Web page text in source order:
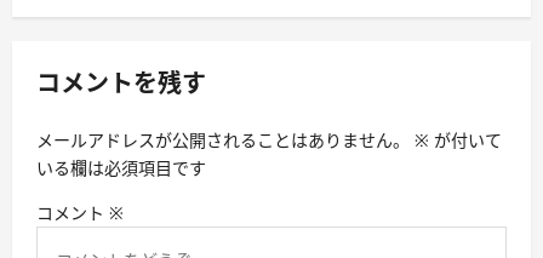
シ
ン
コメントを残す
メールアドレスが公開されることはありません。 ※ が付いて
いる欄は必須項目です
コメント ※